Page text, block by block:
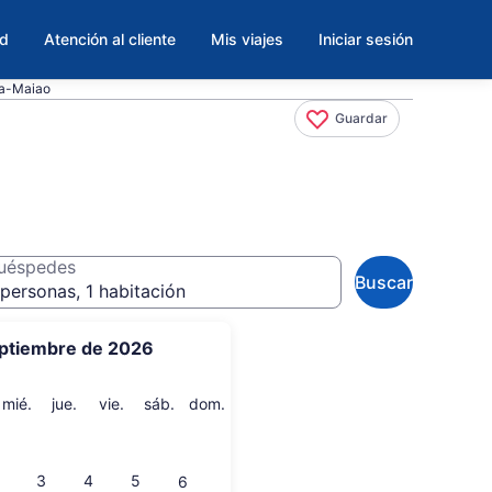
Atención al cliente Mis viajes Iniciar sesión
Maiao
Guardar
de 2026
mié. miércoles
jue. jueves
vie. viernes
sáb. sábado
dom.
3 4 5 6
1 habitación
Buscar